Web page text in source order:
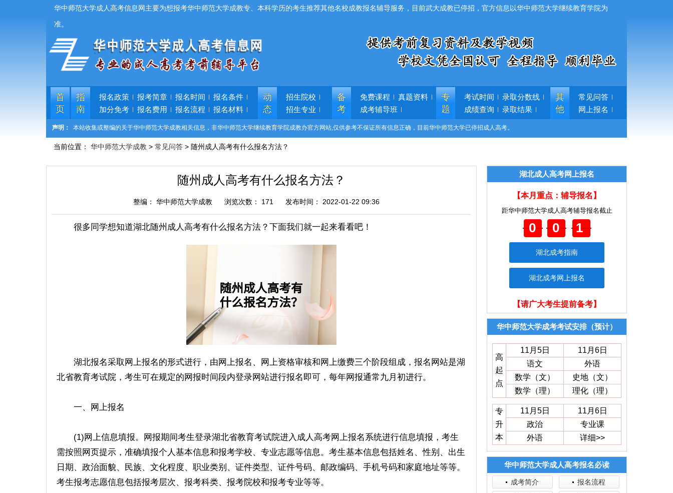
华中师范大学成人高考信息网主要为想报考华中师范大学成教专、本科学历的考生推荐其他名校成教报名辅导服务，目前武大成教已停招，官方信息以华中师范大学继续教育学院为
准。
首
页
指
南
报名政策 报考简章 报名时间
报名条件
加分免考
报名费用 报名流程 报名材料
动
态
招生院校
招生专业
备
考
免费课程
真题资料
成考辅导班
专
题
考试时间
录取分数线
成绩查询
录取结果
其
他
常见问答
网上报名
声明： 本站收集或整编的关于华中师范大学成教相关信息，非华中师范大学继续教育学院成教办官方网站,仅供参考不保证所有信息正确，目前华中师范大学已停招成人高考。
当前位置： 华中师范大学成教 > 常见问答 > 随州成人高考有什么报名方法？
随州成人高考有什么报名方法？
整编： 华中师范大学成教 浏览次数： 171 发布时间： 2022-01-22 09:36
很多同学想知道湖北随州成人高考有什么报名方法？下面我们就一起来看看吧！
湖北报名采取网上报名的形式进行，由网上报名、网上资格审核和网上缴费三个阶段组成，报名网站是湖
北省教育考试院，考生可在规定的网报时间段内登录网站进行报名即可，每年网报通常九月初进行。
一、网上报名
(1)网上信息填报。网报期间考生登录湖北省教育考试院进入成人高考网上报名系统进行信息填报，考生
需按照网页提示，准确填报个人基本信息和报考学校、专业志愿等信息。考生基本信息包括姓名、性别、出生
日期、政治面貌、民族、文化程度、职业类别、证件类型、证件号码、邮政编码、手机号码和家庭地址等等。
考生报考志愿信息包括报考层次、报考科类、报考院校和报考专业等等。
湖北成人高考网上报名
【本月重点：辅导报名】
距华中师范大学成人高考辅导报名截止
001
湖北成考指南
湖北成考网上报名
【请广大考生提前备考】
华中师范大学成考考试安排（预计）
高
起
点
11月5日
11月6日
语文
外语
数学（文）
史地（文）
数学（理）
理化（理）
专
升
本
11月5日
11月6日
政治
专业课
外语
详细>>
华中师范大学成人高考报名必读
成考简介
报名流程